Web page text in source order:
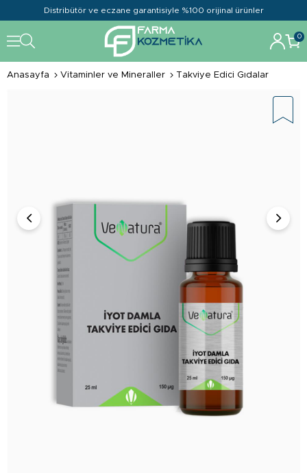
Distribütör ve eczane garantisiyle %100 orijinal ürünler
0
Anasayfa Vitaminler ve Mineraller Takviye Edici Gıdalar